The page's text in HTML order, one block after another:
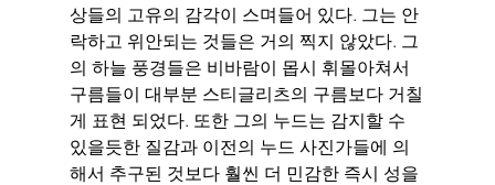
상들의 고유의 감각이 스며들어 있다. 그는 안
락하고 위안되는 것들은 거의 찍지 않았다. 그
의 하늘 풍경들은 비바람이 몹시 휘몰아쳐서
구름들이 대부분 스티글리츠의 구름보다 거칠
게 표현 되었다. 또한 그의 누드는 감지할 수
있을듯한 질감과 이전의 누드 사진가들에 의
해서 추구된 것보다 훨씬 더 민감한 즉시 성을